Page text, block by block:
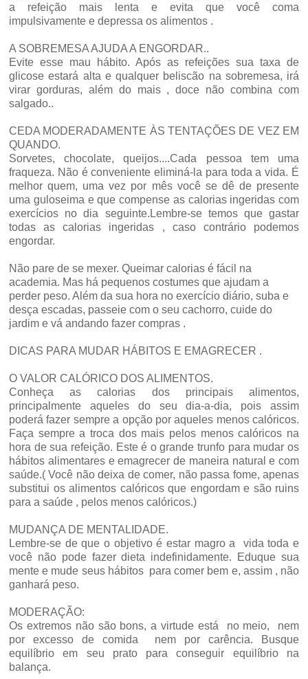
a refeição mais lenta e evita que você coma
impulsivamente e depressa os alimentos .
A SOBREMESA AJUDA A ENGORDAR..
Evite esse mau hábito. Após as refeições sua taxa de
glicose estará alta e qualquer beliscão na sobremesa, irá
virar gorduras, além do mais , doce não combina com
salgado..
CEDA MODERADAMENTE ÀS TENTAÇÕES DE VEZ EM
QUANDO.
Sorvetes, chocolate, queijos....Cada pessoa tem uma
fraqueza. Não é conveniente eliminá-la para toda a vida. É
melhor quem, uma vez por mês você se dê de presente
uma guloseima e que compense as calorias ingeridas com
exercícios no dia seguinte.Lembre-se temos que gastar
todas as calorias ingeridas , caso contrário podemos
engordar.
Não pare de se mexer. Queimar calorias é fácil na
academia. Mas há pequenos costumes que ajudam a
perder peso. Além da sua hora no exercício diário, suba e
desça escadas, passeie com o seu cachorro, cuide do
jardim e vá andando fazer compras .
DICAS PARA MUDAR HÁBITOS E EMAGRECER .
O VALOR CALÓRICO DOS ALIMENTOS.
Conheça as calorias dos principais alimentos,
principalmente aqueles do seu dia-a-dia, pois assim
poderá fazer sempre a opção por aqueles menos calóricos.
Faça sempre a troca dos mais pelos menos calóricos na
hora de sua refeição. Este é o grande trunfo para mudar os
hábitos alimentares e emagrecer de maneira natural e com
saúde.( Você não deixa de comer, não passa fome, apenas
substitui os alimentos calóricos que engordam e são ruins
para a saúde , pelos menos calóricos.)
MUDANÇA DE MENTALIDADE.
Lembre-se de que o objetivo é estar magro a vida toda e
você não pode fazer dieta indefinidamente. Eduque sua
mente e mude seus hábitos para comer bem e, assim , não
ganhará peso.
MODERAÇÃO:
Os extremos não são bons, a virtude está no meio, nem
por excesso de comida nem por carência. Busque
equilíbrio em seu prato para conseguir equilíbrio na
balança.